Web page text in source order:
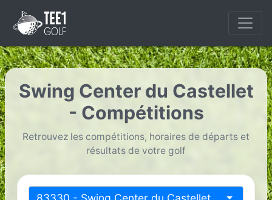
Swing Center du Castellet
- Compétitions
Retrouvez les compétitions, horaires de départs et
résultats de votre golf